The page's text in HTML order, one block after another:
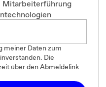
Mitarbeiterführung
meiner Daten zum
Die
über den Abmeldelink